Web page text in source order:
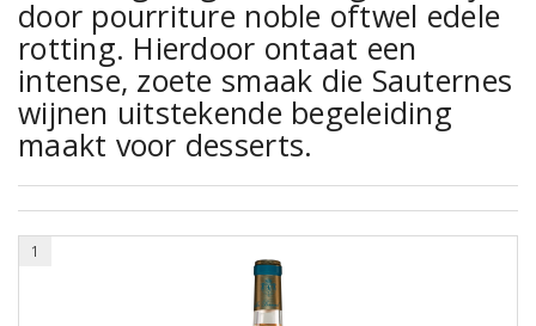
door pourriture noble oftwel edele
rotting. Hierdoor ontaat een
intense, zoete smaak die Sauternes
wijnen uitstekende begeleiding
maakt voor desserts.
1